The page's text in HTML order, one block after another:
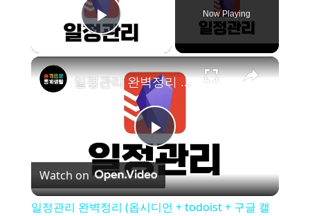
Play Video
Now Playing
×
P
l
일정관리 완벽정리 (옵시디언 + todoist + 구글 캘린더 + 플러그인)
Watch on
일정관리 완벽정리 (옵시디언 + todoist + 구글 캘